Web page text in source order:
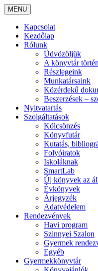
MENU
Kapcsolat
Kezdőlap
Rólunk
Üdvözöljük
A könyvtár
Részlegeink
Munkatársaink
Közérdekű
Beszerzések –
Nyitvatartás
Szolgáltatások
Kölcsönzés
Könyvfutár
Kutatás,
Folyóiratok
Iskoláknak
SmartLab
Új könyvek az
Évkönyvek
Árjegyzék
Adatvédelem
Rendezvények
Havi program
Szinnyei Szalon
Gyermek
Egyéb
Gyermekkönyvtár